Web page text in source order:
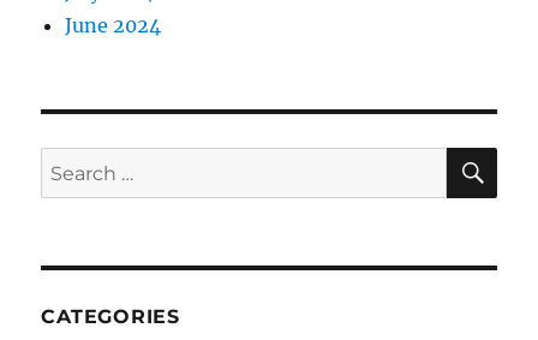
June 2024
Search
for:
CATEGORIES